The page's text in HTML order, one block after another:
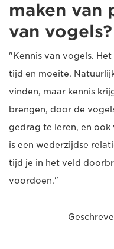
maken van
van vogels?
"Kennis van vogels.
tijd en moeite.
vinden, maar kennis
brengen, door de
gedrag te leren, en ook
is een wederzijdse
tijd je in het veld
voordoen."